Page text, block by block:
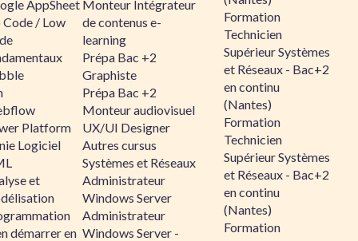
AppSheet
/ Low
Platform
Logiciel
et
démarrer en
Monteur Intégrateur
de contenus e-
learning
Prépa Bac +2
Graphiste
Prépa Bac +2
Monteur audiovisuel
UX/UI Designer
Autres cursus
Systèmes et Réseaux
Administrateur
Windows Server
Administrateur
Windows Server -
Formation
Technicien
Supérieur Systèmes
et Réseaux - Bac+2
en continu
(Nantes)
Formation
Technicien
Supérieur Systèmes
et Réseaux - Bac+2
en continu
(Nantes)
Formation